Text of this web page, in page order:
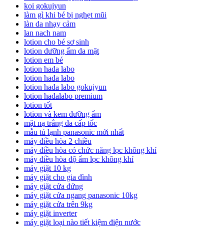
koi gokujyun
làm gì khi bé bị nghẹt mũi
làn da nhạy cảm
lan nach nam
lotion cho bé sơ sinh
lotion dưỡng ẩm da mặt
lotion em bé
lotion hada labo
lotion hada labo
lotion hada labo gokujyun
lotion hadalabo premium
lotion tốt
lotion và kem dưỡng ẩm
mặt nạ trắng da cấp tốc
mẫu tủ lạnh panasonic mới nhất
máy điều hòa 2 chiều
máy điều hòa có chức năng lọc không khí
máy điều hòa độ ẩm lọc không khí
máy giặt 10 kg
máy giặt cho gia đình
máy giặt cửa đứng
máy giặt cửa ngang panasonic 10kg
máy giặt cửa trên 9kg
máy giặt inverter
máy giặt loại nào tiết kiệm điện nước